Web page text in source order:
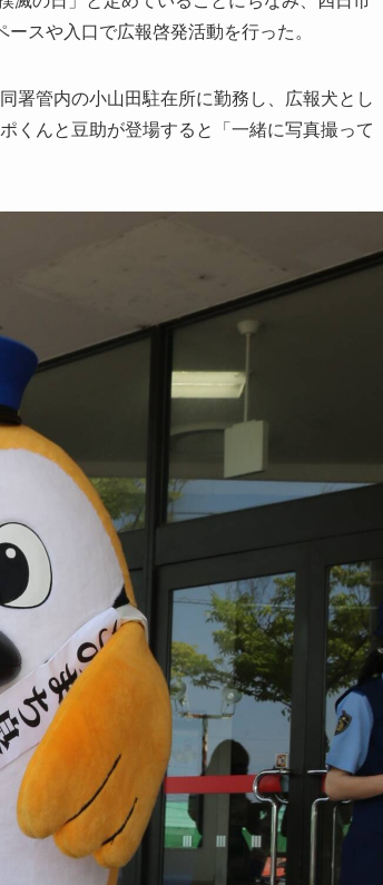
スや入口で広報啓発活動を行った。
署管内の小山田駐在所に勤務し、広報犬とし
くんと豆助が登場すると「一緒に写真撮って